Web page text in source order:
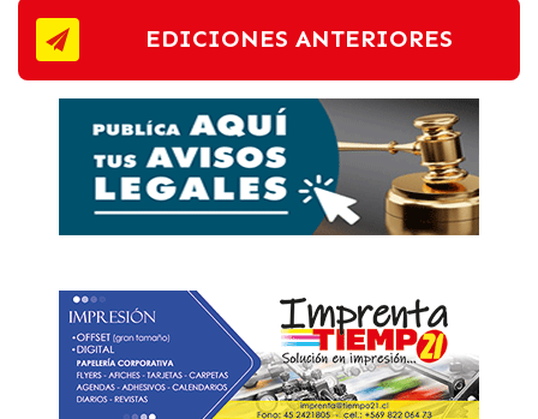
EDICIONES ANTERIORES